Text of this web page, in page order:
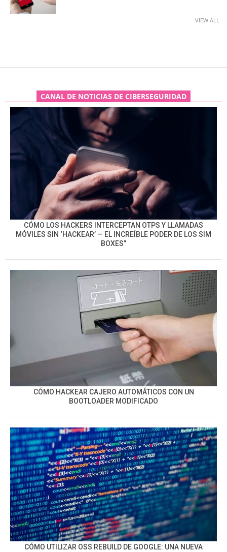
VIEW ALL
CANAL DE NOTICIAS DE CIBERSEGURIDAD
CÓMO LOS HACKERS INTERCEPTAN OTPS Y LLAMADAS
MÓVILES SIN ‘HACKEAR’ — EL INCREÍBLE PODER DE LOS SIM
BOXES”
CÓMO HACKEAR CAJERO AUTOMÁTICOS CON UN
BOOTLOADER MODIFICADO
CÓMO UTILIZAR OSS REBUILD DE GOOGLE: UNA NUEVA